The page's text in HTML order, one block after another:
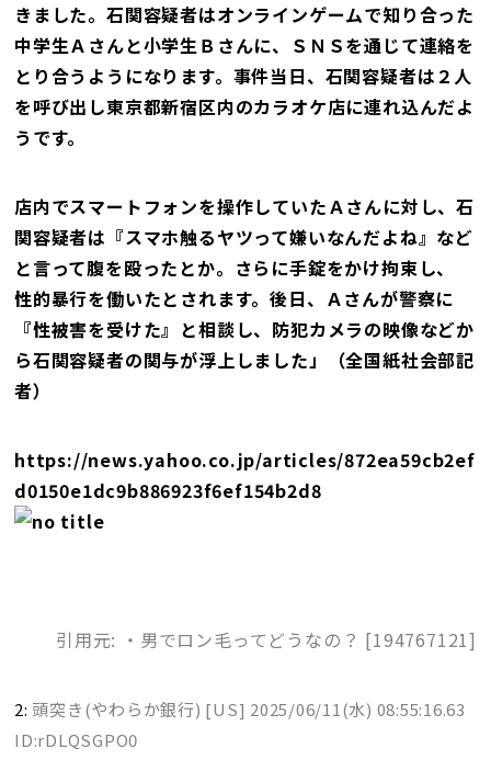
きました。石関容疑者はオンラインゲームで知り合った
中学生Ａさんと小学生Ｂさんに、ＳＮＳを通じて連絡を
とり合うようになります。事件当日、石関容疑者は２人
を呼び出し東京都新宿区内のカラオケ店に連れ込んだよ
うです。
店内でスマートフォンを操作していたＡさんに対し、石
関容疑者は『スマホ触るヤツって嫌いなんだよね』など
と言って腹を殴ったとか。さらに手錠をかけ拘束し、
性的暴行を働いたとされます。後日、Ａさんが警察に
『性被害を受けた』と相談し、防犯カメラの映像などか
ら石関容疑者の関与が浮上しました」（全国紙社会部記
者）
https://news.yahoo.co.jp/articles/872ea59cb2ef
d0150e1dc9b886923f6ef154b2d8
引用元: ・男でロン毛ってどうなの？ [194767121]
2: 頭突き(やわらか銀行) [US] 2025/06/11(水) 08:55:16.63
ID:rDLQSGPO0